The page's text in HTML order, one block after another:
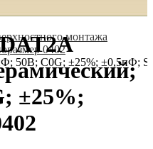
монтажа
0402
50В; C0G; ±25%; ±0,5пФ;
±25%;